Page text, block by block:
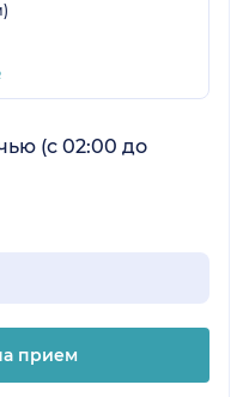
(с 02:00 до
прием